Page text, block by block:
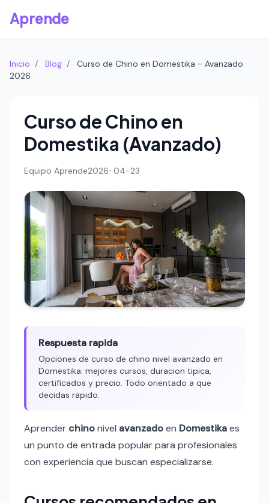
Aprende
Inicio / Blog /
Curso de Chino en Domestika - Avanzado
2026
Curso de Chino en
Domestika (Avanzado)
Equipo Aprende2026-04-23
Respuesta rapida
Opciones de curso de chino nivel avanzado en
Domestika: mejores cursos, duracion tipica,
certificados y precio. Todo orientado a que
decidas rapido.
Aprender chinonivel avanzadoen Domestikaes
un punto de entrada popular para profesionales
con experiencia que buscan especializarse.